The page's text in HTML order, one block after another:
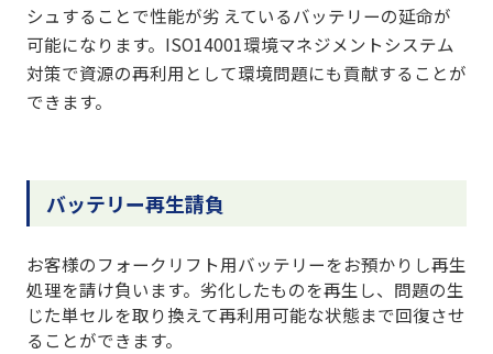
シュすることで性能が劣 えているバッテリーの延命が
可能になります。ISO14001環境マネジメントシステム
対策で資源の再利用として環境問題にも貢献することが
できます。
バッテリー再生請負
お客様のフォークリフト用バッテリーをお預かりし再生
処理を請け負います。劣化したものを再生し、問題の生
じた単セルを取り換えて再利用可能な状態まで回復させ
ることができます。